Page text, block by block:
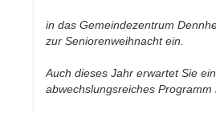
in das Gemeindezentrum
zur Seniorenweihnacht ein.
Auch dieses Jahr erwartet Sie
abwechslungsreiches Programm